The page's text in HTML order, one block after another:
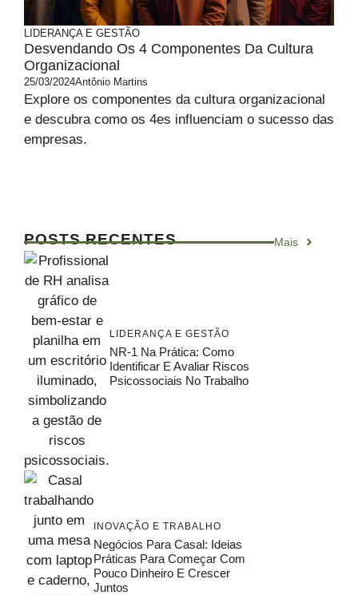
LIDERANÇA E GESTÃO
Desvendando Os 4 Componentes Da Cultura
Organizacional
25/03/2024Antônio Martins
Explore os componentes da cultura organizacional
e descubra como os 4es influenciam o sucesso das
empresas.
POSTS RECENTES Mais
LIDERANÇA E GESTÃO
NR-1 Na Prática: Como
Identificar E Avaliar Riscos
Psicossociais No Trabalho
INOVAÇÃO E TRABALHO
Negócios Para Casal: Ideias
Práticas Para Começar Com
Pouco Dinheiro E Crescer
Juntos